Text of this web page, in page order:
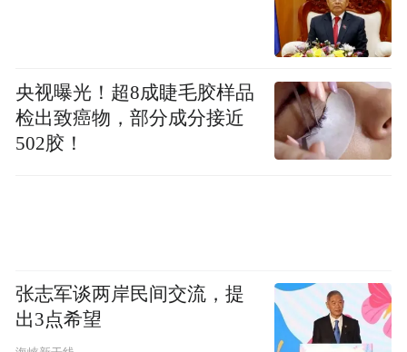
刀子嘴豆腐心的妈妈，
央视曝光！超8成睫毛胶样品
检出致癌物，部分成分接近
502胶！
张志军谈两岸民间交流，提
出3点希望